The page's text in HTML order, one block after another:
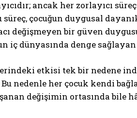
ancak her zorlayıcı
çocuğun duygusal
değişmeyen bir güven
iç dünyasında denge
etkisi tek bir nedene
nedenle her çocuk kendi
değişimin ortasında bile